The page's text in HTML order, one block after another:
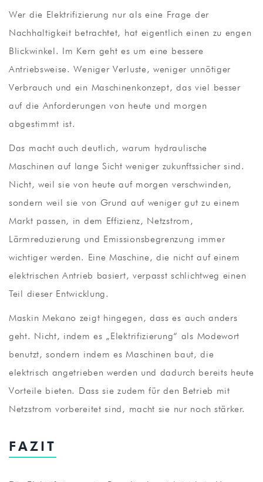
Wer die Elektrifizierung nur als eine Frage der
Nachhaltigkeit betrachtet, hat eigentlich einen zu engen
Blickwinkel. Im Kern geht es um eine bessere
Antriebsweise. Weniger Verluste, weniger unnötiger
Verbrauch und ein Maschinenkonzept, das viel besser
auf die Anforderungen von heute und morgen
abgestimmt ist.
Das macht auch deutlich, warum hydraulische
Maschinen auf lange Sicht weniger zukunftssicher sind.
Nicht, weil sie von heute auf morgen verschwinden,
sondern weil sie von Grund auf weniger gut zu einem
Markt passen, in dem Effizienz, Netzstrom,
Lärmreduzierung und Emissionsbegrenzung immer
wichtiger werden. Eine Maschine, die nicht auf einem
elektrischen Antrieb basiert, verpasst schlichtweg einen
Teil dieser Entwicklung.
Maskin Mekano zeigt hingegen, dass es auch anders
geht. Nicht, indem es „Elektrifizierung“ als Modewort
benutzt, sondern indem es Maschinen baut, die
elektrisch angetrieben werden und dadurch bereits heute
Vorteile bieten. Dass sie zudem für den Betrieb mit
Netzstrom vorbereitet sind, macht sie nur noch stärker.
‍FAZIT